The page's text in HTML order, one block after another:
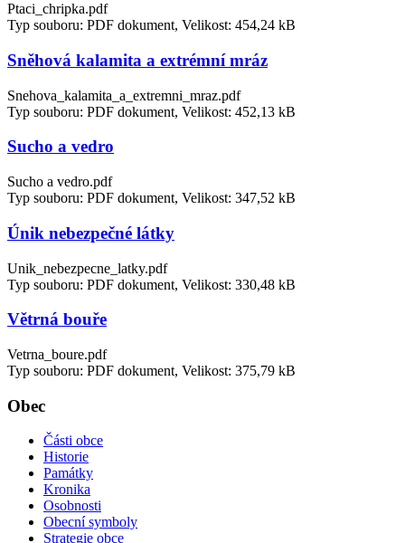
Ptaci_chripka.pdf
Typ souboru: PDF dokument, Velikost: 454,24 kB
Sněhová kalamita a extrémní mráz
Snehova_kalamita_a_extremni_mraz.pdf
Typ souboru: PDF dokument, Velikost: 452,13 kB
Sucho a vedro
Sucho a vedro.pdf
Typ souboru: PDF dokument, Velikost: 347,52 kB
Únik nebezpečné látky
Unik_nebezpecne_latky.pdf
Typ souboru: PDF dokument, Velikost: 330,48 kB
Větrná bouře
Vetrna_boure.pdf
Typ souboru: PDF dokument, Velikost: 375,79 kB
Obec
Části obce
Historie
Památky
Kronika
Osobnosti
Obecní symboly
Strategie obce